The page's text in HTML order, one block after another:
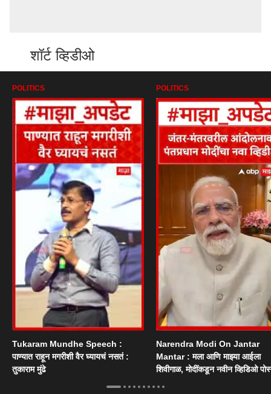
शॉर्ट व्हिडीओ
POLITICS
Tukaram Mundhe Speech :
पाण्यात राहून मगरीशी वैर घ्यायचं नसतं :
तुकाराम मुंढे
POLITICS
Narendra Modi On Jantar
Mantar : मला आणि माझ्या आईला
शिवीगाळ, मोदींकडून नवीन व्हिडिओ